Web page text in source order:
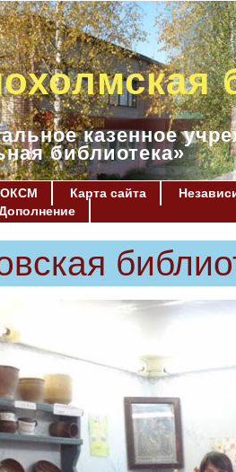
казенное
библиотека»
ОКСМ Карта сайта